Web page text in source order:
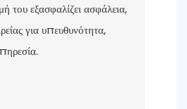
του εξασφαλίζει ασφάλεια,
για υπευθυνότητα,